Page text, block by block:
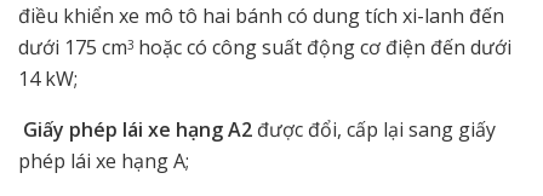
điều khiển xe mô tô hai bánh có dung tích xi-lanh đến
dưới 175 cm3 hoặc có công suất động cơ điện đến dưới
14 kW;
Giấy phép lái xe hạng A2 được đổi, cấp lại sang giấy
phép lái xe hạng A;